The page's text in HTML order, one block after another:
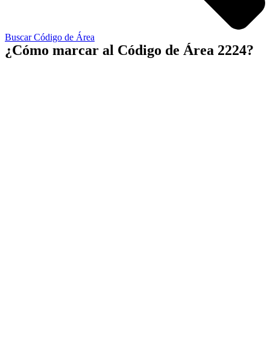
Buscar Código de Área
¿Cómo marcar al Código de Área 2224?